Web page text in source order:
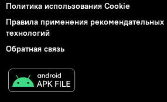
Политика использования Cookie
Правила применения рекомендательных
технологий
Обратная связь